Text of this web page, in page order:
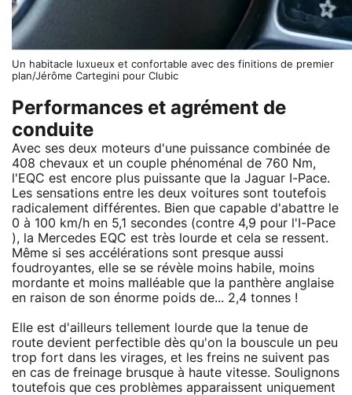
Un habitacle luxueux et confortable avec des finitions de premier
plan/Jérôme Cartegini pour Clubic
Performances et agrément de
conduite
Avec ses deux moteurs d'une puissance combinée de
408 chevaux et un couple phénoménal de 760 Nm,
l'EQC est encore plus puissante que la Jaguar I-Pace.
Les sensations entre les deux voitures sont toutefois
radicalement différentes. Bien que capable d'abattre le
0 à 100 km/h en 5,1 secondes (contre 4,9 pour l'I-Pace
), la Mercedes EQC est très lourde et cela se ressent.
Même si ses accélérations sont presque aussi
foudroyantes, elle se se révèle moins habile, moins
mordante et moins malléable que la panthère anglaise
en raison de son énorme poids de... 2,4 tonnes !
Elle est d'ailleurs tellement lourde que la tenue de
route devient perfectible dès qu'on la bouscule un peu
trop fort dans les virages, et les freins ne suivent pas
en cas de freinage brusque à haute vitesse. Soulignons
toutefois que ces problèmes apparaissent uniquement